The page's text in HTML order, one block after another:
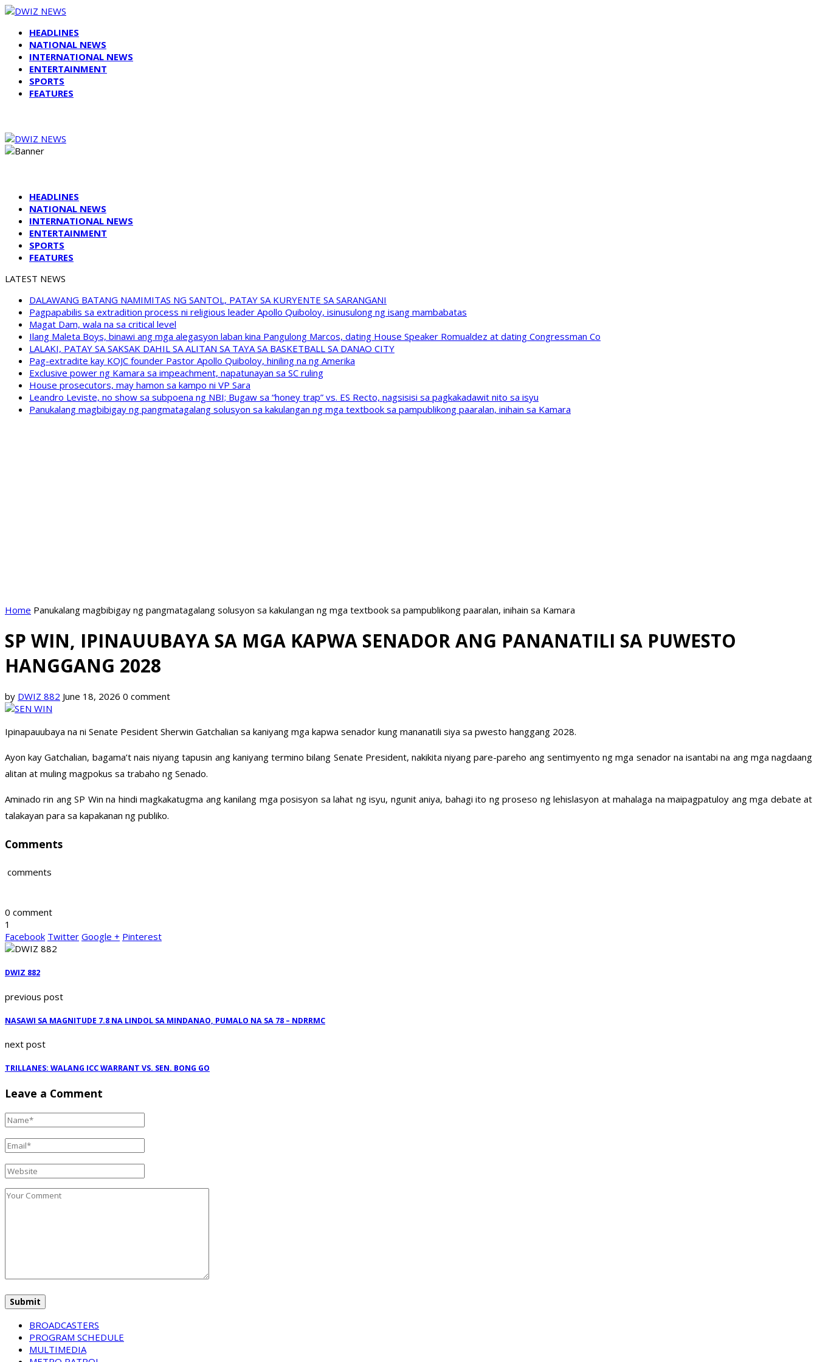
HEADLINES
NATIONAL NEWS
INTERNATIONAL NEWS
ENTERTAINMENT
SPORTS
FEATURES
HEADLINES
NATIONAL NEWS
INTERNATIONAL NEWS
ENTERTAINMENT
SPORTS
FEATURES
LATEST NEWS
DALAWANG BATANG NAMIMITAS NG SANTOL, PATAY SA KURYENTE SA SARANGANI
Pagpapabilis sa extradition process ni religious leader Apollo Quiboloy, isinusulong ng isang mambabatas
Magat Dam, wala na sa critical level
Ilang Maleta Boys, binawi ang mga alegasyon laban kina Pangulong Marcos, dating House Speaker Romualdez at dating Congressman Co
LALAKI, PATAY SA SAKSAK DAHIL SA ALITAN SA TAYA SA BASKETBALL SA DANAO CITY
Pag-extradite kay KOJC founder Pastor Apollo Quiboloy, hiniling na ng Amerika
Exclusive power ng Kamara sa impeachment, napatunayan sa SC ruling
House prosecutors, may hamon sa kampo ni VP Sara
Leandro Leviste, no show sa subpoena ng NBI; Bugaw sa “honey trap” vs. ES Recto, nagsisisi sa pagkakadawit nito sa isyu
Panukalang magbibigay ng pangmatagalang solusyon sa kakulangan ng mga textbook sa pampublikong paaralan, inihain sa Kamara
Home Panukalang magbibigay ng pangmatagalang solusyon sa kakulangan ng mga textbook sa pampublikong paaralan, inihain sa Kamara
SP WIN, IPINAUUBAYA SA MGA KAPWA SENADOR ANG PANANATILI SA PUWESTO
HANGGANG 2028
by DWIZ 882 June 18, 2026 0 comment
Ipinapauubaya na ni Senate Pesident Sherwin Gatchalian sa kaniyang mga kapwa senador kung mananatili siya sa pwesto hanggang 2028.
Ayon kay Gatchalian, bagama’t nais niyang tapusin ang kaniyang termino bilang Senate President, nakikita niyang pare-pareho ang sentimyento ng mga senador na isantabi na ang mga nagdaang
alitan at muling magpokus sa trabaho ng Senado.
Aminado rin ang SP Win na hindi magkakatugma ang kanilang mga posisyon sa lahat ng isyu, ngunit aniya, bahagi ito ng proseso ng lehislasyon at mahalaga na maipagpatuloy ang mga debate at
talakayan para sa kapakanan ng publiko.
Comments
comments
0 comment
1
Facebook Twitter Google + Pinterest
DWIZ 882
previous post
NASAWI SA MAGNITUDE 7.8 NA LINDOL SA MINDANAO, PUMALO NA SA 78 – NDRRMC
next post
TRILLANES: WALANG ICC WARRANT VS. SEN. BONG GO
Leave a Comment
BROADCASTERS
PROGRAM SCHEDULE
MULTIMEDIA